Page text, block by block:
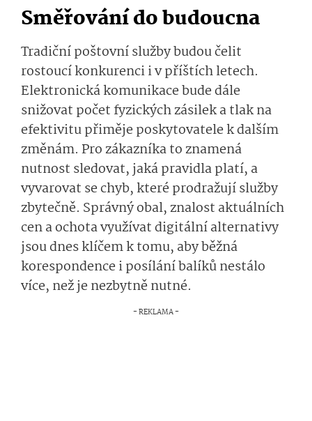
Směřování do budoucna
Tradiční poštovní služby budou čelit
rostoucí konkurenci i v příštích letech.
Elektronická komunikace bude dále
snižovat počet fyzických zásilek a tlak na
efektivitu přiměje poskytovatele k dalším
změnám. Pro zákazníka to znamená
nutnost sledovat, jaká pravidla platí, a
vyvarovat se chyb, které prodražují služby
zbytečně. Správný obal, znalost aktuálních
cen a ochota využívat digitální alternativy
jsou dnes klíčem k tomu, aby běžná
korespondence i posílání balíků nestálo
více, než je nezbytně nutné.